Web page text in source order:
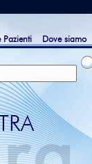
Dove siamo
Pazienti